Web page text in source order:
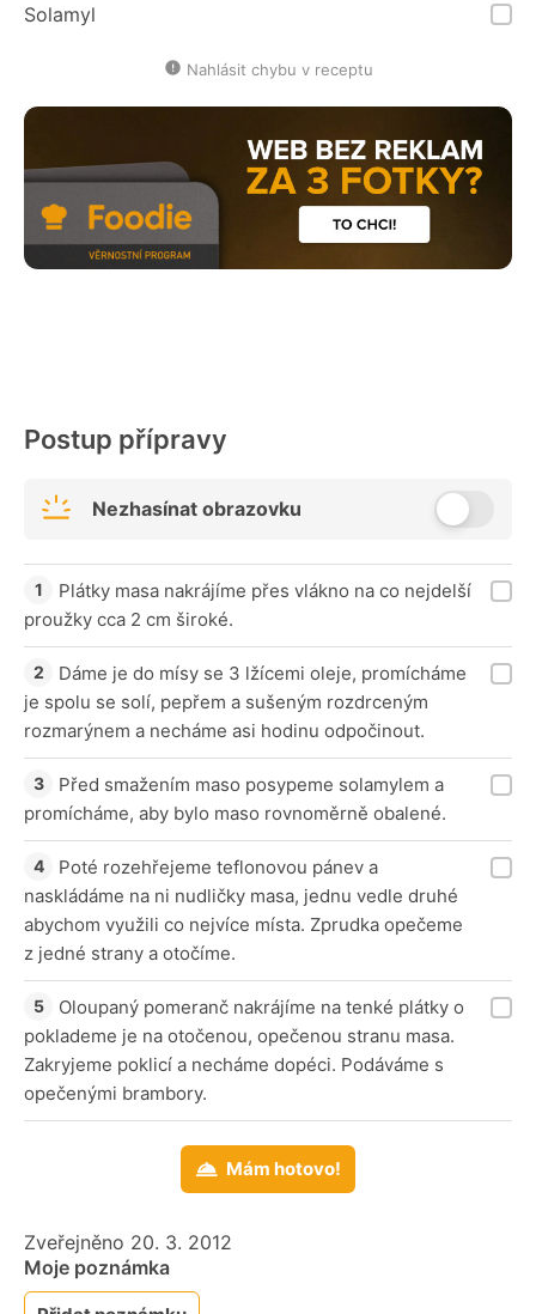
Solamyl
Nahlásit chybu v receptu
Postup přípravy
Nezhasínat obrazovku
Plátky masa nakrájíme přes vlákno na co nejdelší
proužky cca 2 cm široké.
Dáme je do mísy se 3 lžícemi oleje, promícháme
je spolu se solí, pepřem a sušeným rozdrceným
rozmarýnem a necháme asi hodinu odpočinout.
Před smažením maso posypeme solamylem a
promícháme, aby bylo maso rovnoměrně obalené.
Poté rozehřejeme teflonovou pánev a
naskládáme na ni nudličky masa, jednu vedle druhé
abychom využili co nejvíce místa. Zprudka opečeme
z jedné strany a otočíme.
Oloupaný pomeranč nakrájíme na tenké plátky o
poklademe je na otočenou, opečenou stranu masa.
Zakryjeme poklicí a necháme dopéci. Podáváme s
opečenými brambory.
Mám hotovo!
Zveřejněno 20. 3. 2012
Moje poznámka